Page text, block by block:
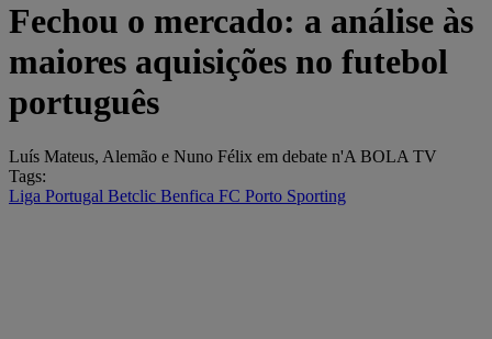
Fechou o mercado: a análise às
maiores aquisições no futebol
português
Luís Mateus, Alemão e Nuno Félix em debate n'A BOLA TV
Tags:
Liga Portugal Betclic Benfica FC Porto Sporting